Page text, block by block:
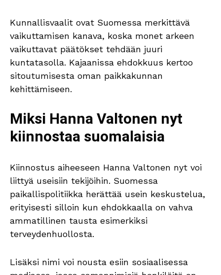
Kunnallisvaalit ovat Suomessa merkittävä
vaikuttamisen kanava, koska monet arkeen
vaikuttavat päätökset tehdään juuri
kuntatasolla. Kajaanissa ehdokkuus kertoo
sitoutumisesta oman paikkakunnan
kehittämiseen.
Miksi Hanna Valtonen nyt
kiinnostaa suomalaisia
Kiinnostus aiheeseen Hanna Valtonen nyt voi
liittyä useisiin tekijöihin. Suomessa
paikallispolitiikka herättää usein keskustelua,
erityisesti silloin kun ehdokkaalla on vahva
ammatillinen tausta esimerkiksi
terveydenhuollosta.
Lisäksi nimi voi nousta esiin sosiaalisessa